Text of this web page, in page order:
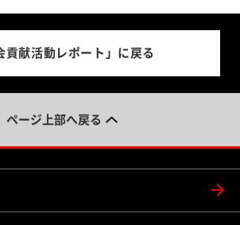
貢献活動レポート」に戻る
ページ上部へ戻る